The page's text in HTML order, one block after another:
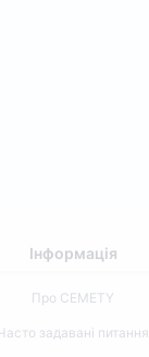
Інформація
Про CEMETY
задавані питання